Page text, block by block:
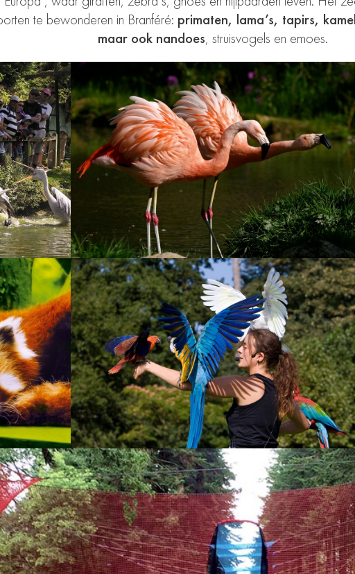
te bewonderen in Branféré: primaten, lama’s, tapirs,
maar ook nandoes, struisvogels en emoes.